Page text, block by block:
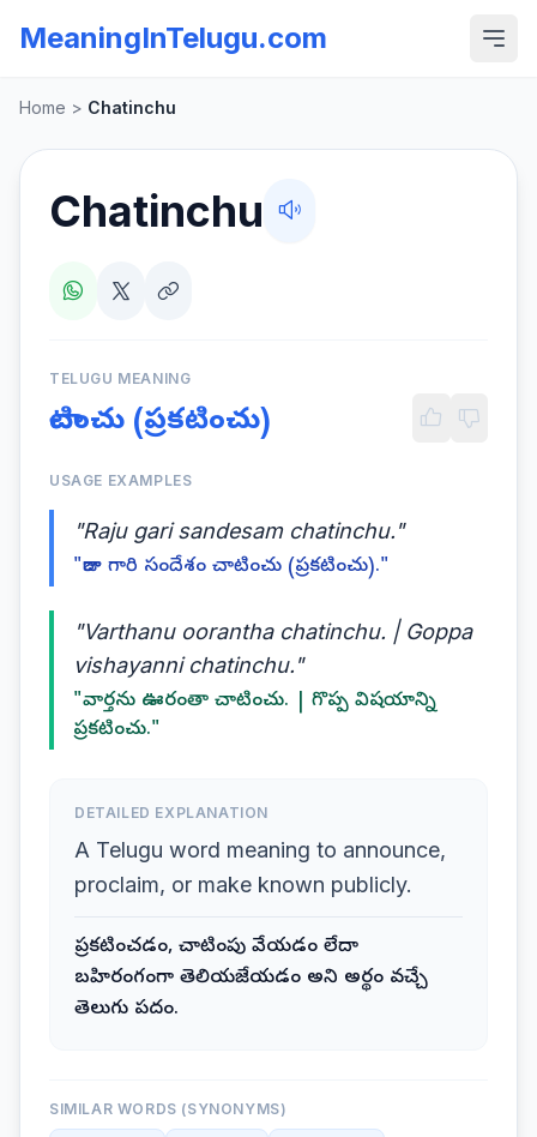
MeaningInTelugu.com
Home > Chatinchu
Chatinchu
TELUGU MEANING
చాటించు (ప్రకటించు)
USAGE EXAMPLES
"Raju gari sandesam chatinchu."
"రాజు గారి సందేశం చాటించు (ప్రకటించు)."
"Varthanu oorantha chatinchu. | Goppa
vishayanni chatinchu."
"వార్తను ఊరంతా చాటించు. | గొప్ప విషయాన్ని
ప్రకటించు."
DETAILED EXPLANATION
A Telugu word meaning to announce,
proclaim, or make known publicly.
ప్రకటించడం, చాటింపు వేయడం లేదా
బహిరంగంగా తెలియజేయడం అని అర్థం వచ్చే
తెలుగు పదం.
SIMILAR WORDS (SYNONYMS)